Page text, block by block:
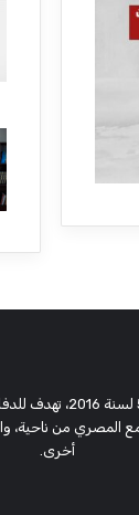
مؤسسة بحثية
من ناحية،
أخرى.